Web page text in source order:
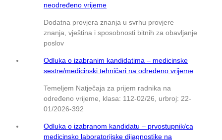
neodređeno vrijeme
Dodatna provjera znanja u svrhu provjere
znanja, vještina i sposobnosti bitnih za obavljanje
poslov
Odluka o izabranim kandidatima – medicinske
sestre/medicinski tehničari na određeno vrijeme
Temeljem Natječaja za prijem radnika na
određeno vrijeme, klasa: 112-02/26, urbroj: 22-
01/2026-392
Odluka o izabranom kandidatu – prvostupnik/ca
medicinsko laboratorijske dijagnostike na